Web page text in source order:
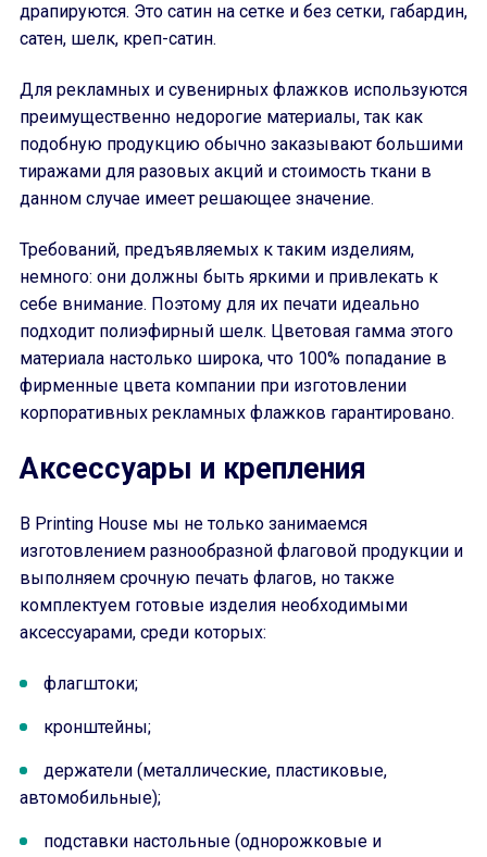
драпируются. Это сатин на сетке и без сетки, габардин,
сатен, шелк, креп-сатин.
Для рекламных и сувенирных флажков используются
преимущественно недорогие материалы, так как
подобную продукцию обычно заказывают большими
тиражами для разовых акций и стоимость ткани в
данном случае имеет решающее значение.
Требований, предъявляемых к таким изделиям,
немного: они должны быть яркими и привлекать к
себе внимание. Поэтому для их печати идеально
подходит полиэфирный шелк. Цветовая гамма этого
материала настолько широка, что 100% попадание в
фирменные цвета компании при изготовлении
корпоративных рекламных флажков гарантировано.
Аксессуары и крепления
В Printing House мы не только занимаемся
изготовлением разнообразной флаговой продукции и
выполняем срочную печать флагов, но также
комплектуем готовые изделия необходимыми
аксессуарами, среди которых:
флагштоки;
кронштейны;
держатели (металлические, пластиковые,
автомобильные);
подставки настольные (однорожковые и